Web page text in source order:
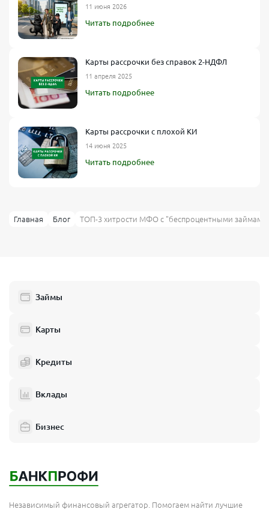
11 июня 2026
Читать подробнее
Карты рассрочки без справок 2-НДФЛ
11 апреля 2025
Читать подробнее
Карты рассрочки с плохой КИ
14 июня 2025
Читать подробнее
Главная Блог ТОП-3 хитрости МФО с "беспроцентными займами"
Займы
Карты
Кредиты
Вклады
Бизнес
Независимый финансовый агрегатор. Помогаем найти лучшие